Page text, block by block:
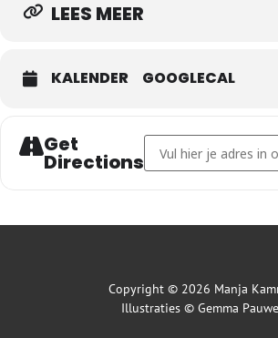
LEES MEER
KALENDER GOOGLECAL
Get
Directions
Address - Honger en
Copyright © 2026 Manja
Illustraties © Gemma